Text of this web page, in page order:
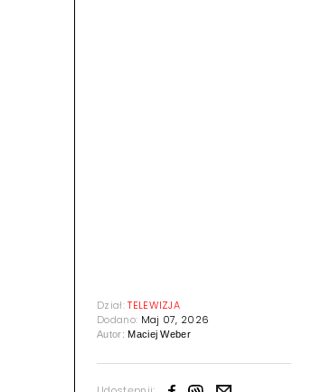
Dział:TELEWIZJA
Dodano: Maj 07, 2026
Autor:Maciej Weber